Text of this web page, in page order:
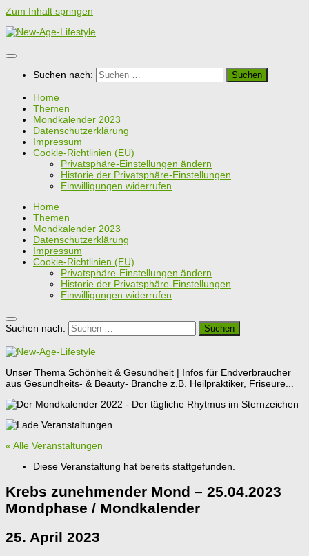
Zum Inhalt springen
Suchen nach:
Home
Themen
Mondkalender 2023
Datenschutzerklärung
Impressum
Cookie-Richtlinien (EU)
Privatsphäre-Einstellungen ändern
Historie der Privatsphäre-Einstellungen
Einwilligungen widerrufen
Home
Themen
Mondkalender 2023
Datenschutzerklärung
Impressum
Cookie-Richtlinien (EU)
Privatsphäre-Einstellungen ändern
Historie der Privatsphäre-Einstellungen
Einwilligungen widerrufen
Suchen nach:
Unser Thema Schönheit & Gesundheit | Infos für Endverbraucher
aus Gesundheits- & Beauty- Branche z.B. Heilpraktiker, Friseure...
« Alle Veranstaltungen
Diese Veranstaltung hat bereits stattgefunden.
Krebs zunehmender Mond – 25.04.2023
Mondphase / Mondkalender
25. April 2023